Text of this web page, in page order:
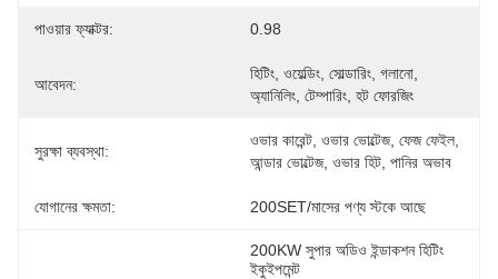
পাওয়ার ফ্যাক্টর: 0.98
আবেদন:
হিটিং, ওয়েল্ডিং, সোল্ডারিং, গলানো,
অ্যানিলিং, টেম্পারিং, হট ফোরজিং
সুরক্ষা ব্যবস্থা:
ওভার কারেন্ট, ওভার ভোল্টেজ, ফেজ ফেইল,
আন্ডার ভোল্টেজ, ওভার হিট, পানির অভাব
যোগানের ক্ষমতা: 200SET/মাসের পণ্য স্টকে আছে
200KW সুপার অডিও ইন্ডাকশন হিটিং
ইকুইপমেন্ট